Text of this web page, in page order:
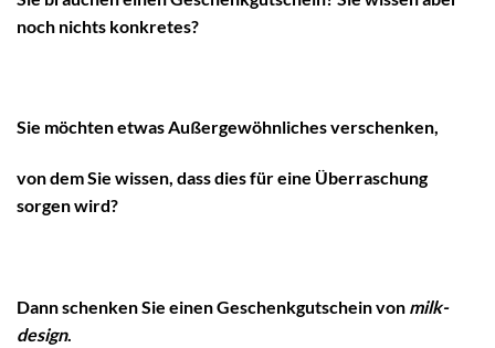
noch nichts konkretes?
Sie möchten etwas Außergewöhnliches verschenken,
von dem Sie wissen, dass dies für eine Überraschung
sorgen wird?
Dann schenken Sie einen Geschenkgutschein von milk-
design.